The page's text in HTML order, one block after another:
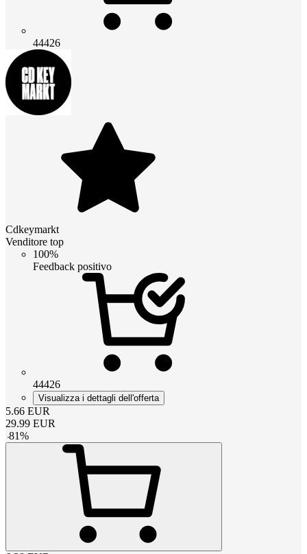
44426
Cdkeymarkt
Venditore top
100%
Feedback positivo
44426
Visualizza i dettagli dell'offerta
5.66 EUR
29.99 EUR
-81%